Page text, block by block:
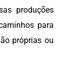
produções
para
próprias ou